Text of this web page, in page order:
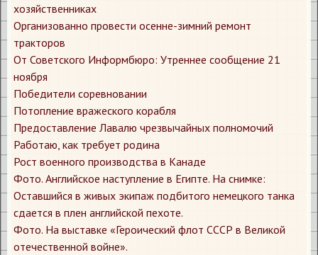
хозяйственниках
​Организованно провести осенне-зимний ремонт
тракторов
​От Советского Информбюро: Утреннее сообщение 21
ноября
​Победители соревновании
​Потопление вражеского корабля
​Предоставление Лавалю чрезвычайных полномочий
​Работаю, как требует родина
​Рост военного производства в Канаде
​Фото. Английское наступление в Египте. На снимке:
Оставшийся в живых экипаж подбитого немецкого танка
сдается в плен английской пехоте.
​Фото. На выставке «Героический флот СССР в Великой
отечественной войне».